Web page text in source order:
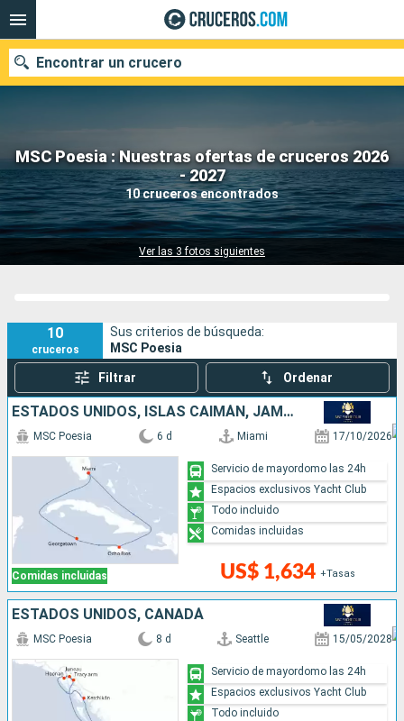
MSC Poesia : Nuestras ofertas de cruceros 2026
- 2027
10 cruceros encontrados
Ver las 3 fotos siguientes
Encontrar un crucero
Nuestros destinos
Fecha de salida
10
cruceros
Sus criterios de búsqueda:
MSC Poesia
Filtrar Ordenar
ESTADOS UNIDOS, ISLAS CAIMÁN, JAMAICA
Comidas incluidas
MSC Poesia 6 d Miami 17/10/2026
US$ 1,634 +Tasas
Servicio de mayordomo las 24h
Espacios exclusivos Yacht Club
Todo incluido
Comidas incluidas
ESTADOS UNIDOS, CANADÁ
MSC Poesia 8 d Seattle 15/05/2028
Servicio de mayordomo las 24h
Espacios exclusivos Yacht Club
Todo incluido